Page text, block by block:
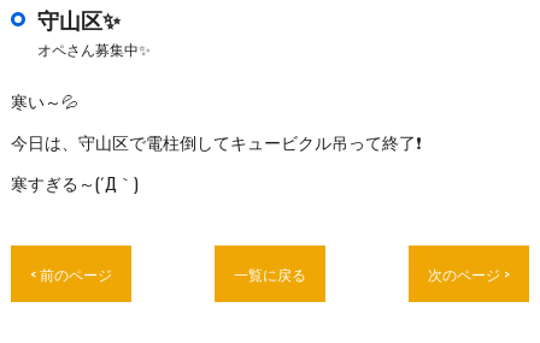
守山区✨
オペさん募集中✨
寒い～💦
今日は、守山区で電柱倒してキュービクル吊って終了❗
寒すぎる～(´Д｀)
< 前のページ 一覧に戻る 次のページ >